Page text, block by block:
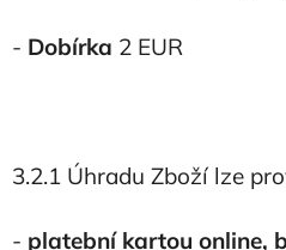
- Dobírka 2 EUR
3.2.1 Úhradu Zboží lze
- platební kartou online,